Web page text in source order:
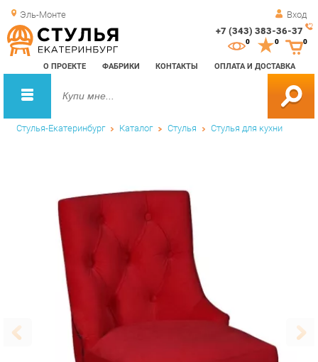
Эль-Монте Вход
+7 (343) 383-36-37
О ПРОЕКТЕ ФАБРИКИ КОНТАКТЫ ОПЛАТА И ДОСТАВКА
0 0
Стулья-Екатеринбург Каталог Стулья Стулья для кухни